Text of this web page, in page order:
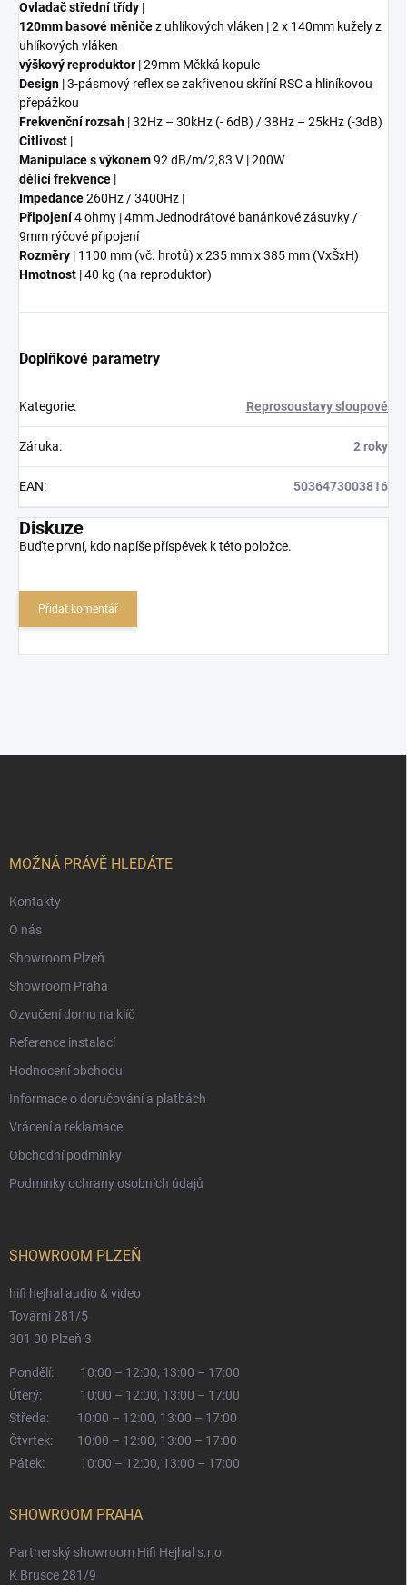
Ovladač střední třídy |
120mm basové měničez uhlíkových vláken | 2 x 140mm kužely z
uhlíkových vláken
výškový reproduktor | 29mm Měkká kopule
Design | 3-pásmový reflex se zakřivenou skříní RSC a hliníkovou
přepážkou
Frekvenční rozsah | 32Hz – 30kHz (- 6dB) / 38Hz – 25kHz (-3dB)
Citlivost |
Manipulace s výkonem92 dB/m/2,83 V | 200W
dělicí frekvence |
Impedance260Hz / 3400Hz |
Připojení4 ohmy | 4mm Jednodrátové banánkové zásuvky /
9mm rýčové připojení
Rozměry | 1100 mm (vč. hrotů) x 235 mm x 385 mm (VxŠxH)
Hmotnost | 40 kg (na reproduktor)
Doplňkové parametry
Kategorie: Reprosoustavy sloupové
Záruka: 2 roky
EAN: 5036473003816
Diskuze
Buďte první, kdo napíše příspěvek k této položce.
Přidat komentář
MOŽNÁ PRÁVĚ HLEDÁTE
Kontakty
O nás
Showroom Plzeň
Showroom Praha
Ozvučení domu na klíč
Reference instalací
Hodnocení obchodu
Informace o doručování a platbách
Vrácení a reklamace
Obchodní podmínky
Podmínky ochrany osobních údajů
SHOWROOM PLZEŇ
hifi hejhal audio & video
Tovární 281/5
301 00 Plzeň 3
Pondělí:
10:00 – 12:00, 13:00 – 17:00
Úterý:
10:00 – 12:00, 13:00 – 17:00
Středa:
10:00 – 12:00, 13:00 – 17:00
Čtvrtek:
10:00 – 12:00, 13:00 – 17:00
Pátek:
10:00 – 12:00, 13:00 – 17:00
SHOWROOM PRAHA
Partnerský showroom Hifi Hejhal s.r.o.
K Brusce 281/9